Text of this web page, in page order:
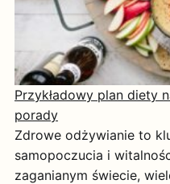
Przykładowy plan diety
porady
Zdrowe odżywianie to
samopoczucia i
zaganianym świecie,